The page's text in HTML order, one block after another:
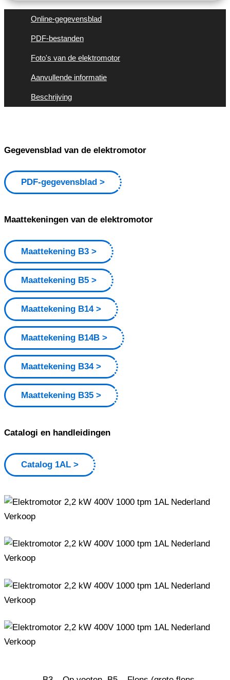
Online-gegevensblad
PDF-bestanden
Foto's van de elektromotor
Aanvullende informatie
Beschrijving
Gegevensblad van de elektromotor
PDF-gegevensblad
Maattekeningen van de elektromotor
Maattekening B3
Maattekening B5
Maattekening B14
Maattekening B14B
Maattekening B34
Maattekening B35
Catalogi en handleidingen
Catalog 1AL